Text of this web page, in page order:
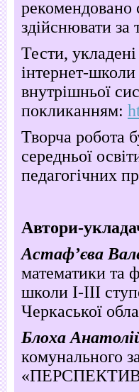
рекомендовано
здійснювати за
Тести,
інтернет-
внутрішньої
покликанням:
Творча робота
середньої
педагогічних
Автори-
Астаф’єва
математики та
школи І-ІІІ
Черкаської
Блоха
комунального